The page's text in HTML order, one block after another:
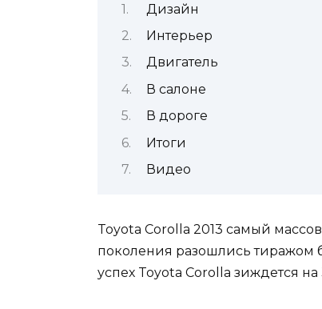
Дизайн
Интерьер
Двигатель
В салоне
В дороге
Итоги
Видео
Toyota Corolla 2013 самый
поколения разошлись тиражом
успех Toyota Corolla зиждется на